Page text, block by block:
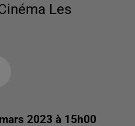
Les
2023 à 15h00